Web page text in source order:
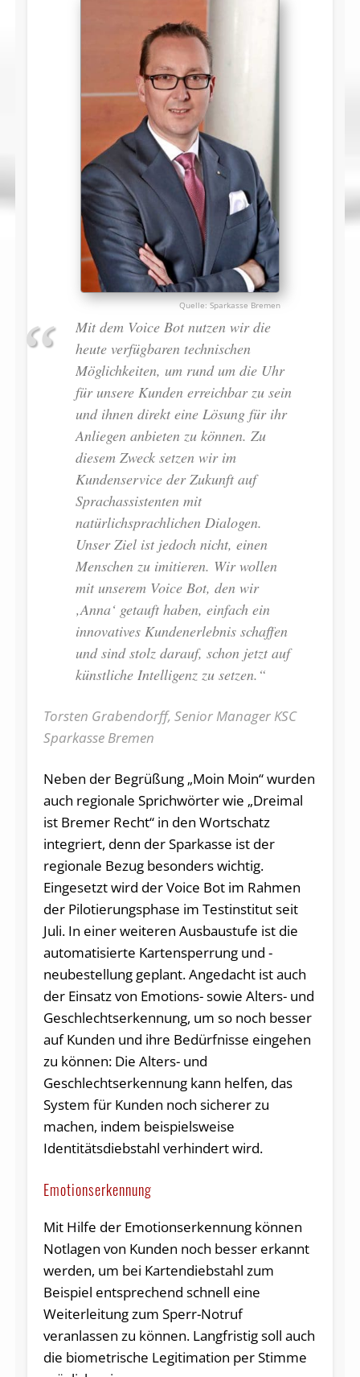
Sparkasse Bremen
Mit dem Voice Bot nutzen wir die
heute verfügbaren technischen
Möglichkeiten, um rund um die Uhr
für unsere Kunden erreichbar zu sein
und ihnen direkt eine Lösung für ihr
Anliegen anbieten zu können. Zu
diesem Zweck setzen wir im
Kundenservice der Zukunft auf
Sprachassistenten mit
natürlichsprachlichen Dialogen.
Unser Ziel ist jedoch nicht, einen
Menschen zu imitieren. Wir wollen
mit unserem Voice Bot, den wir
‚Anna‘ getauft haben, einfach ein
innovatives Kundenerlebnis schaffen
und sind stolz darauf, schon jetzt auf
künstliche Intelligenz zu setzen.“
Torsten Grabendorff, Senior Manager KSC
Sparkasse Bremen
Neben der Begrüßung „Moin Moin“ wurden
auch regionale Sprichwörter wie „Dreimal
ist Bremer Recht“ in den Wortschatz
integriert, denn der Sparkasse ist der
regionale Bezug besonders wichtig.
Eingesetzt wird der Voice Bot im Rahmen
der Pilotierungsphase im Testinstitut seit
Juli. In einer weiteren Ausbaustufe ist die
automatisierte Kartensperrung und -
neubestellung geplant. Angedacht ist auch
der Einsatz von Emotions- sowie Alters- und
Geschlechtserkennung, um so noch besser
auf Kunden und ihre Bedürfnisse eingehen
zu können: Die Alters- und
Geschlechtserkennung kann helfen, das
System für Kunden noch sicherer zu
machen, indem beispielsweise
Identitätsdiebstahl verhindert wird.
Emotionserkennung
Mit Hilfe der Emotionserkennung können
Notlagen von Kunden noch besser erkannt
werden, um bei Kartendiebstahl zum
Beispiel entsprechend schnell eine
Weiterleitung zum Sperr-Notruf
veranlassen zu können. Langfristig soll auch
die biometrische Legitimation per Stimme